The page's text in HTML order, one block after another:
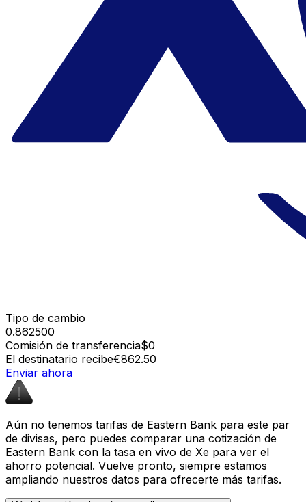
Tipo de cambio
0.862500
Comisión de transferencia$0
El destinatario recibe€862.50
Enviar ahora
Aún no tenemos tarifas de Eastern Bank para este par
de divisas, pero puedes comparar una cotización de
Eastern Bank con la tasa en vivo de Xe para ver el
ahorro potencial. Vuelve pronto, siempre estamos
ampliando nuestros datos para ofrecerte más tarifas.